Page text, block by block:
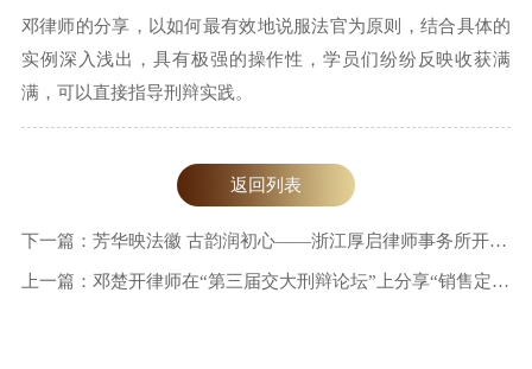
邓律师的分享，以如何最有效地说服法官为原则，结合具体的
实例深入浅出，具有极强的操作性，学员们纷纷反映收获满
满，可以直接指导刑辩实践。
返回列表
下一篇：芳华映法徽 古韵润初心——浙江厚启律师事务所开展妇女节主题庆祝活动
上一篇：邓楚开律师在“第三届交大刑辩论坛”上分享“销售定融产品涉嫌集资犯罪的实体辩护”